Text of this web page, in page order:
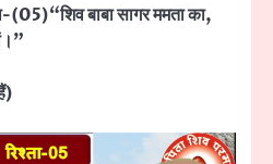
(05)“शिव बाबा सागर ममता का,